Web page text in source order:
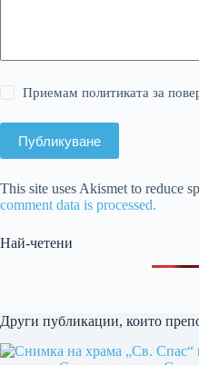
Приемам политиката за
Публикуване
This site uses Akismet to reduce
comment data is processed.
Най-четени
Други публикации, които